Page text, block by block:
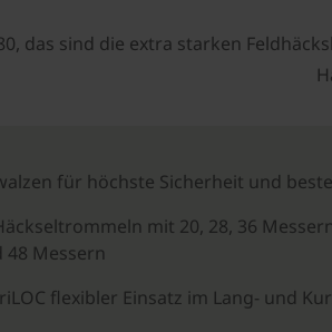
das sind die extra starken
für höchste Sicherheit und
mit 20, 28, 36
48 Messern
flexibler Einsatz im Lang- und